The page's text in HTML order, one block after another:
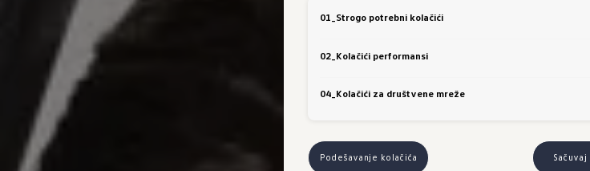
01_Strogo potrebni kolačići
02_Kolačići performansi
04_Kolačići za društvene mreže
Podešavanje kolačića